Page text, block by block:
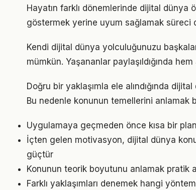
Hayatın farklı dönemlerinde dijital
göstermek yerine uyum sağlamak süreci
Kendi dijital dünya yolculuğunuzu
mümkün. Yaşananlar paylaşıldığında
Doğru bir yaklaşımla ele alındığında
Bu nedenle konunun temellerini anlamak
Uygulamaya geçmeden önce kısa bir
İçten gelen motivasyon, dijital dünya
güçtür
Konunun teorik boyutunu anlamak pratik
Farklı yaklaşımları denemek hangi